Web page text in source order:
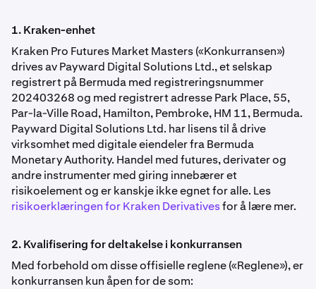
1. Kraken-enhet
Kraken Pro Futures Market Masters («Konkurransen»)
drives av Payward Digital Solutions Ltd., et selskap
registrert på Bermuda med registreringsnummer
202403268 og med registrert adresse Park Place, 55,
Par-la-Ville Road, Hamilton, Pembroke, HM 11, Bermuda.
Payward Digital Solutions Ltd. har lisens til å drive
virksomhet med digitale eiendeler fra Bermuda
Monetary Authority. Handel med futures, derivater og
andre instrumenter med giring innebærer et
risikoelement og er kanskje ikke egnet for alle. Les
risikoerklæringen for Kraken Derivativesfor å lære mer.
2. Kvalifisering for deltakelse i konkurransen
Med forbehold om disse offisielle reglene («Reglene»), er
konkurransen kun åpen for de som: